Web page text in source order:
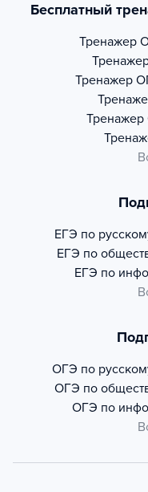
Бесплатный
Тренажер
Тренажер
Тренажер
ЕГЭ по
ЕГЭ по
ЕГЭ по
ОГЭ по
ОГЭ по
ОГЭ по